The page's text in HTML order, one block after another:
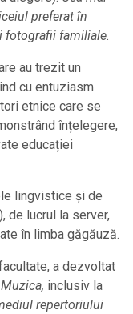
preferat în
fotografii familiale.
au trezit un
cu entuziasm
etnice care se
înțelegere,
educației
lingvistice și de
de lucrul la server,
în limba găgăuză.
a dezvoltat
Muzica, inclusiv la
repertoriului